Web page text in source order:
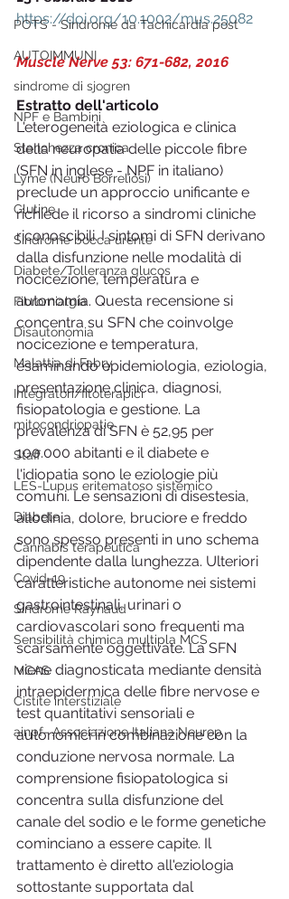
POTS - Sindrome da Tachicardia post
AUTOIMMUNI
sindrome di sjogren
NPF e Bambini
Stanchezza cronica
Lyme (Neuro Borreliosi)
Glutine
Sindrome bocca urente
Diabete/Tolleranza glucos
Fibromialgia
Disautonomia
Malattia di Fabry
Integratori/fitoterapici
mitocondriopatie
Staff
LES-Lupus eritematoso sistemico
Diabete
Cannabis terapeutica
Covid-19
Sindrome Raynaud
Sensibilità chimica multipla MCS
MCAS
Cistite interstiziale
ainpf- Associazione Italiana Neurop
https://doi.org/10.1002/mus.25082
Muscle Nerve 53: 671-682, 2016
Estratto dell'articolo
L'eterogeneità eziologica e clinica
della neuropatia delle piccole fibre
(SFN in inglese - NPF in italiano)
preclude un approccio unificante e
richiede il ricorso a sindromi cliniche
riconoscibili. I sintomi di SFN derivano
dalla disfunzione nelle modalità di
nocicezione, temperatura e
autonomia. Questa recensione si
concentra su SFN che coinvolge
nocicezione e temperatura,
esaminando epidemiologia, eziologia,
presentazione clinica, diagnosi,
fisiopatologia e gestione. La
prevalenza di SFN è 52,95 per
100.000 abitanti e il diabete e
l'idiopatia sono le eziologie più
comuni. Le sensazioni di disestesia,
allodinia, dolore, bruciore e freddo
sono spesso presenti in uno schema
dipendente dalla lunghezza. Ulteriori
caratteristiche autonome nei sistemi
gastrointestinali, urinari o
cardiovascolari sono frequenti ma
scarsamente oggettivate. La SFN
viene diagnosticata mediante densità
intraepidermica delle fibre nervose e
test quantitativi sensoriali e
autonomici in combinazione con la
conduzione nervosa normale. La
comprensione fisiopatologica si
concentra sulla disfunzione del
canale del sodio e le forme genetiche
cominciano a essere capite. Il
trattamento è diretto all'eziologia
sottostante supportata dal